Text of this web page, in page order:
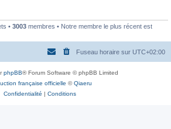
• 3003 membres • Notre membre le plus récent est
Fuseau horaire sur UTC+02:00
phpBB® Forum Software © phpBB Limited
française officielle ©Qiaeru
Confidentialité | Conditions